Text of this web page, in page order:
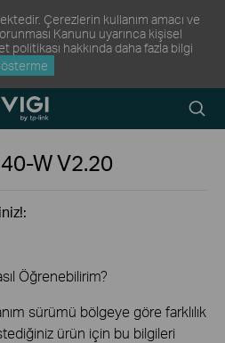
Çerezlerin kullanım amacı ve
Kanunu uyarınca kişisel
politikası hakkında daha fazla bilgi
Reliably
Arama
WV2.20
Öğrenebilirim?
sürümü bölgeye göre farklılık
ürün için bu bilgileri